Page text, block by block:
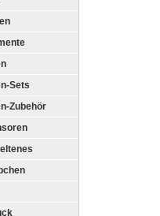
Sets
Zubehör